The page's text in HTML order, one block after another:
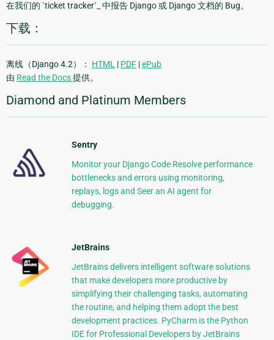
在我们的 `ticket tracker`_ 中报告 Django 或 Django 文档的 Bug。
下载：
离线（Django 4.2）： HTML | PDF |ePub
由 Read the Docs提供。
Diamond and Platinum Members
Sentry
Monitor your Django Code Resolve performance
bottlenecks and errors using monitoring,
replays, logs and Seer an AI agent for
debugging.
JetBrains
JetBrains delivers intelligent software solutions
that make developers more productive by
simplifying their challenging tasks, automating
the routine, and helping them adopt the best
development practices. PyCharm is the Python
IDE for Professional Developers by JetBrains